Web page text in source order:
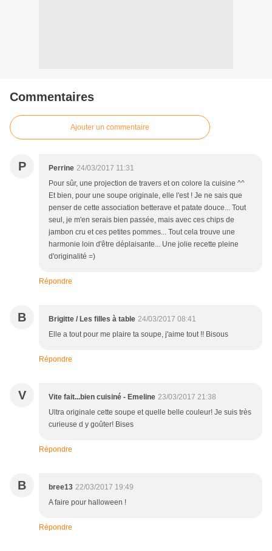
Commentaires
Ajouter un commentaire
P Perrine 24/03/2017 11:31
Pour sûr, une projection de travers et on colore la cuisine ^^
Et bien, pour une soupe originale, elle l'est ! Je ne sais que
penser de cette association betterave et patate douce... Tout
seul, je m'en serais bien passée, mais avec ces chips de
jambon cru et ces petites pommes... Tout cela trouve une
harmonie loin d'être déplaisante... Une jolie recette pleine
d'originalité =)
Répondre
B Brigitte / Les filles à table 24/03/2017 08:41
Elle a tout pour me plaire ta soupe, j'aime tout !! Bisous
Répondre
V Vite fait...bien cuisiné - Emeline 23/03/2017 21:38
Ultra originale cette soupe et quelle belle couleur! Je suis très
curieuse d y goûter! Bises
Répondre
B bree13 22/03/2017 19:49
A faire pour halloween !
Répondre